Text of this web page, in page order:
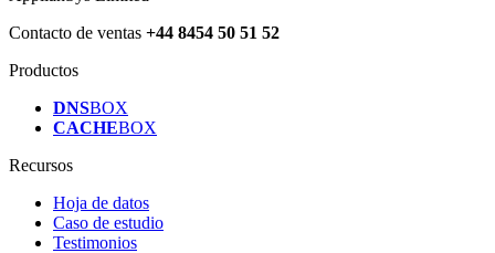
Contacto de ventas +44 8454 50 51 52
Productos
DNSBOX
CACHEBOX
Recursos
Hoja de datos
Caso de estudio
Testimonios